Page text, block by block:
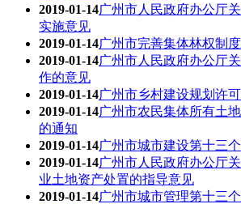
2019-01-14广州市人民政府办公厅
实施意见
2019-01-14广州市完善集体林权制
2019-01-14广州市人民政府办公厅
作的意见
2019-01-14广州市乡村建设规划许
2019-01-14广州市农民集体所有土
的通知
2019-01-14广州市城市建设第十三
2019-01-14广州市人民政府办公厅
业土地资产处置的指导意见
2019-01-14广州市城市管理第十三